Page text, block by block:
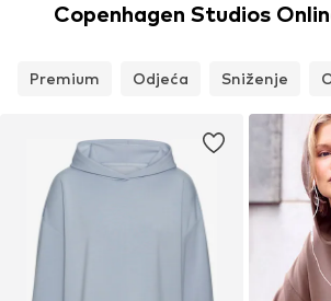
Copenhagen Studios
Premium Odjeća Sniženje